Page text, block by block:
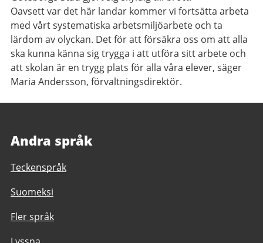
Oavsett var det här landar kommer vi fortsätta arbeta
med vårt systematiska arbetsmiljöarbete och ta
lärdom av olyckan. Det för att försäkra oss om att alla
ska kunna känna sig trygga i att utföra sitt arbete och
att skolan är en trygg plats för alla våra elever, säger
Maria Andersson, förvaltningsdirektör.
Andra språk
Teckenspråk
Suomeksi
Fler språk